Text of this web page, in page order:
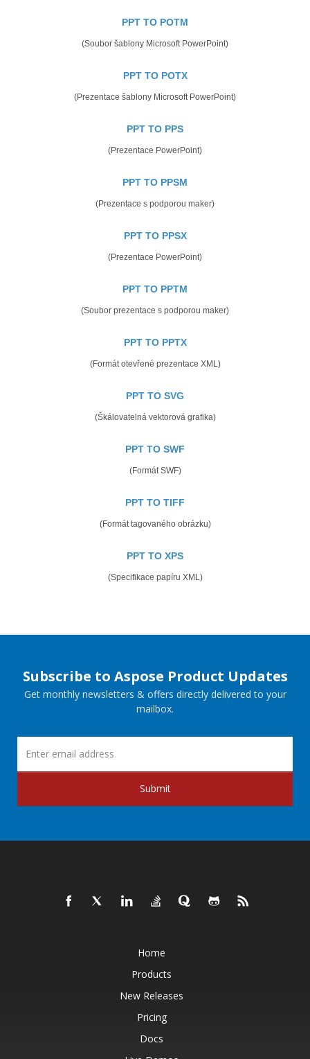
PPT TO POTM
(Soubor šablony Microsoft PowerPoint)
PPT TO POTX
(Prezentace šablony Microsoft PowerPoint)
PPT TO PPS
(Prezentace PowerPoint)
PPT TO PPSM
(Prezentace s podporou maker)
PPT TO PPSX
(Prezentace PowerPoint)
PPT TO PPTM
(Soubor prezentace s podporou maker)
PPT TO PPTX
(Formát otevřené prezentace XML)
PPT TO SVG
(Škálovatelná vektorová grafika)
PPT TO SWF
(Formát SWF)
PPT TO TIFF
(Formát tagovaného obrázku)
PPT TO XPS
(Specifikace papíru XML)
Subscribe to Aspose Product Updates
Get monthly newsletters & offers directly delivered to your
mailbox.
Submit
Home
Products
New Releases
Pricing
Docs